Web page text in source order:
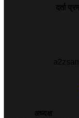
दर्ता
अध्यक्ष